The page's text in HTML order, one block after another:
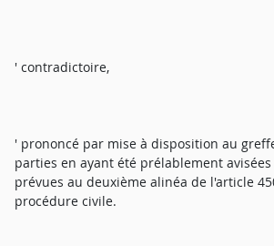
' contradictoire,
' prononcé par mise à disposition au
parties en ayant été prélablement
prévues au deuxième alinéa de l'article
procédure civile.